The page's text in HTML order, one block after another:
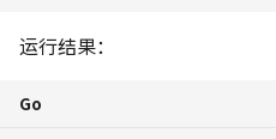
运行结果：
Go